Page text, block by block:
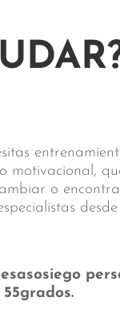
motivacional,
o